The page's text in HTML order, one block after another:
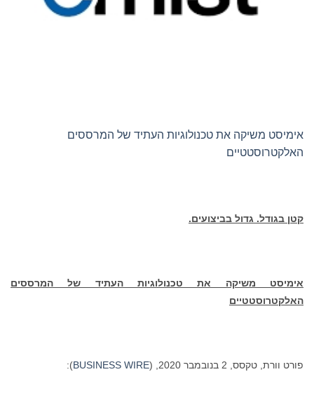
אימיסט משיקה את טכנולוגיות העתיד של המרססים
האלקטרוסטטיים
קטן בגודל. גדול בביצועים.
אימיסט משיקה את טכנולוגיות העתיד של המרססים
האלקטרוסטטיים
פורט וורת, טקסס, 2 בנובמבר 2020, ( BUSINESS WIRE
):